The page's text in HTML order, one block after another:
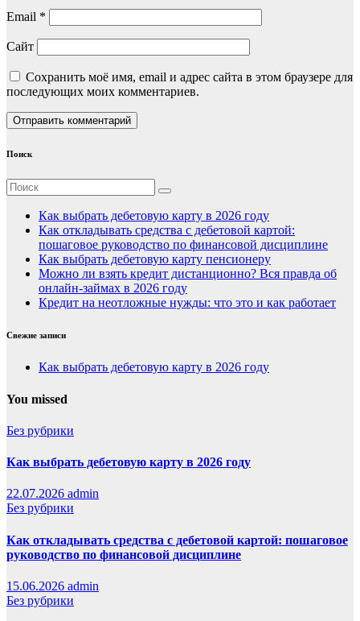
Email *
Сайт
Сохранить моё имя, email и адрес сайта в этом браузере для
последующих моих комментариев.
Поиск
Как выбрать дебетовую карту в 2026 году
Как откладывать средства с дебетовой картой:
пошаговое руководство по финансовой дисциплине
Как выбрать дебетовую карту пенсионеру
Можно ли взять кредит дистанционно? Вся правда об
онлайн-займах в 2026 году
Кредит на неотложные нужды: что это и как работает
Свежие записи
Как выбрать дебетовую карту в 2026 году
You missed
Без рубрики
Как выбрать дебетовую карту в 2026 году
22.07.2026 admin
Без рубрики
Как откладывать средства с дебетовой картой: пошаговое
руководство по финансовой дисциплине
15.06.2026 admin
Без рубрики